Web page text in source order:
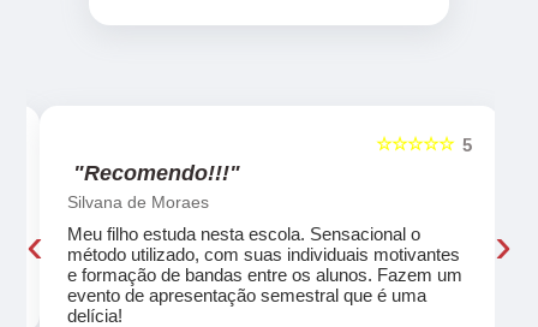
5
☆☆☆☆☆
"Recomendo!!!"
Silvana de Moraes
Meu filho estuda nesta escola. Sensacional o
método utilizado, com suas individuais motivantes
e formação de bandas entre os alunos. Fazem um
evento de apresentação semestral que é uma
delícia!
‹ ›